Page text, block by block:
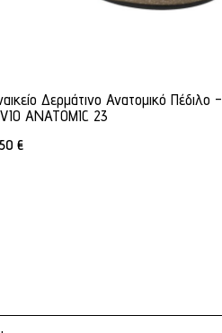
Δερμάτινο Ανατομικό Πέδιλο -
ANATOMIC 23
€